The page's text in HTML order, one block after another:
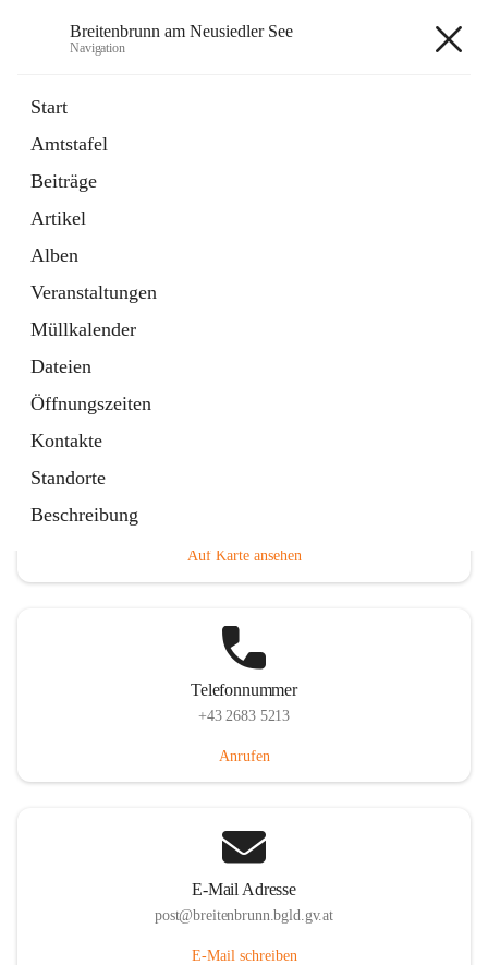
Breitenbrunn am Neusiedler See
Navigation
Start
Amtstafel
Beiträge
Artikel
Alben
Veranstaltungen
Müllkalender
Dateien
Öffnungszeiten
Kontakte
Standorte
Beschreibung
18 Schnellzugriffe
Gemeindeservice
Auf Karte ansehen
Telefonnummer
+43 2683 5213
Anrufen
E-Mail Adresse
post@breitenbrunn.bgld.gv.at
E-Mail schreiben